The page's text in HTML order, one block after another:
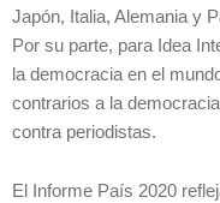
Japón, Italia, Alemania y
Por su parte, para Idea
la democracia en el
contrarios a la
contra periodistas.
El Informe País 2020